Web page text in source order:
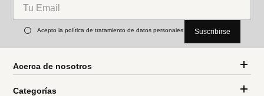
Acepto la política de tratamiento de datos personales Suscribirse
Acerca de nosotros
Categorías